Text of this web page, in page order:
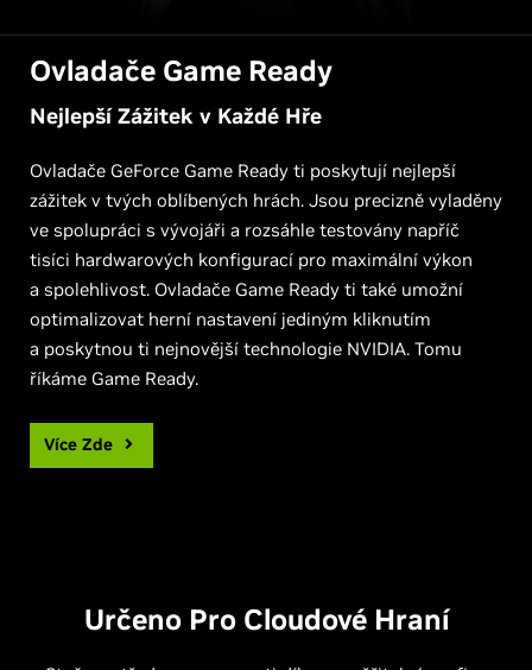
Ovladače Game Ready
Nejlepší Zážitek v Každé Hře
Ovladače GeForce Game Ready ti poskytují nejlepší
zážitek v tvých oblíbených hrách. Jsou precizně vyladěny
ve spolupráci s vývojáři a rozsáhle testovány napříč
tisíci hardwarových konfigurací pro maximální výkon
a spolehlivost. Ovladače Game Ready ti také umožní
optimalizovat herní nastavení jediným kliknutím
a poskytnou ti nejnovější technologie NVIDIA. Tomu
říkáme Game Ready.
Více Zde
Určeno Pro Cloudové Hraní